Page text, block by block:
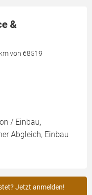
&
von 68519
/ Einbau,
Abgleich, Einbau
Jetzt anmelden!